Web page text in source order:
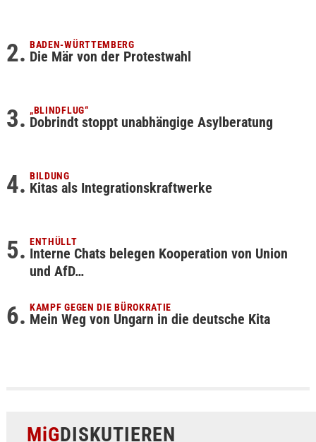
BADEN-WÜRTTEMBERG
Die Mär von der Protestwahl
„BLINDFLUG“
Dobrindt stoppt unabhängige Asylberatung
BILDUNG
Kitas als Integrationskraftwerke
ENTHÜLLT
Interne Chats belegen Kooperation von Union
und AfD…
KAMPF GEGEN DIE BÜROKRATIE
Mein Weg von Ungarn in die deutsche Kita
MiGDISKUTIEREN